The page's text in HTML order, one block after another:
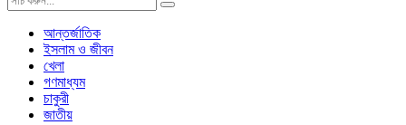
আন্তর্জাতিক
ইসলাম ও জীবন
খেলা
গণমাধ্যম
চাকুরী
জাতীয়